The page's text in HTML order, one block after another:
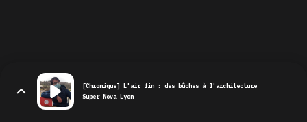
[Chronique] L'air fin : des bûches à l'architecture
Super Nova Lyon